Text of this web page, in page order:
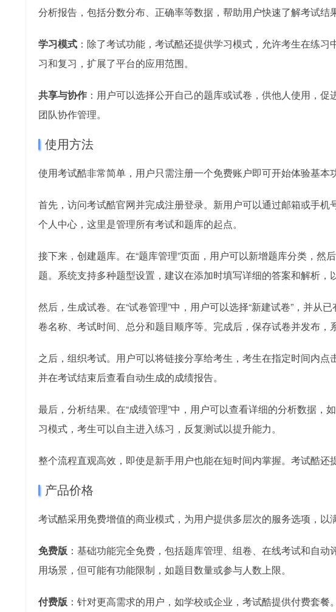
分析报告，包括分数分布、正确率等数据，帮助用户快速了解考试结
学习模式 ：除了考试功能，考试酷还提供学习模式，允许考生在练
习和复习，扩展了平台的应用范围。
共享与协作 ：用户可以选择公开自己的题库或试卷，供他人使用，
团队协作管理。
使用方法
使用考试酷非常简单，用户只需注册一个免费账户即可开始体验基本
首先，访问考试酷官网并完成注册登录。新用户可以通过邮箱或手
个人中心，这里是管理所有考试和题库的起点。
接下来，创建题库。在“题库管理”页面，用户可以新增题库分类，
题。系统支持多种题型设置，建议在添加时填写详细的答案和解析，
然后，生成试卷。在“试卷管理”中，用户可以选择“新建试卷”，并从
卷名称、考试时间、总分和题目顺序等。完成后，保存试卷并发布，
之后，组织考试。用户可以将链接分享给考生，考生在指定时间内
并在考试结束后查看自动生成的成绩报告。
最后，分析结果。在“成绩管理”中，用户可以查看详细的分析数据
习模式，考生可以自主进入练习，反复测试以提升能力。
整个流程直观高效，即使是新手用户也能在短时间内掌握。考试酷还
产品价格
考试酷采用免费增值的商业模式，为用户提供多层次的服务选项，以
免费版 ：基础功能完全免费，包括题库管理、组卷、在线考试和自
用场景，但可能有功能限制，如题目数量或参与人数上限。
付费版 ：针对更高需求的用户，如学校或企业，考试酷提供付费套